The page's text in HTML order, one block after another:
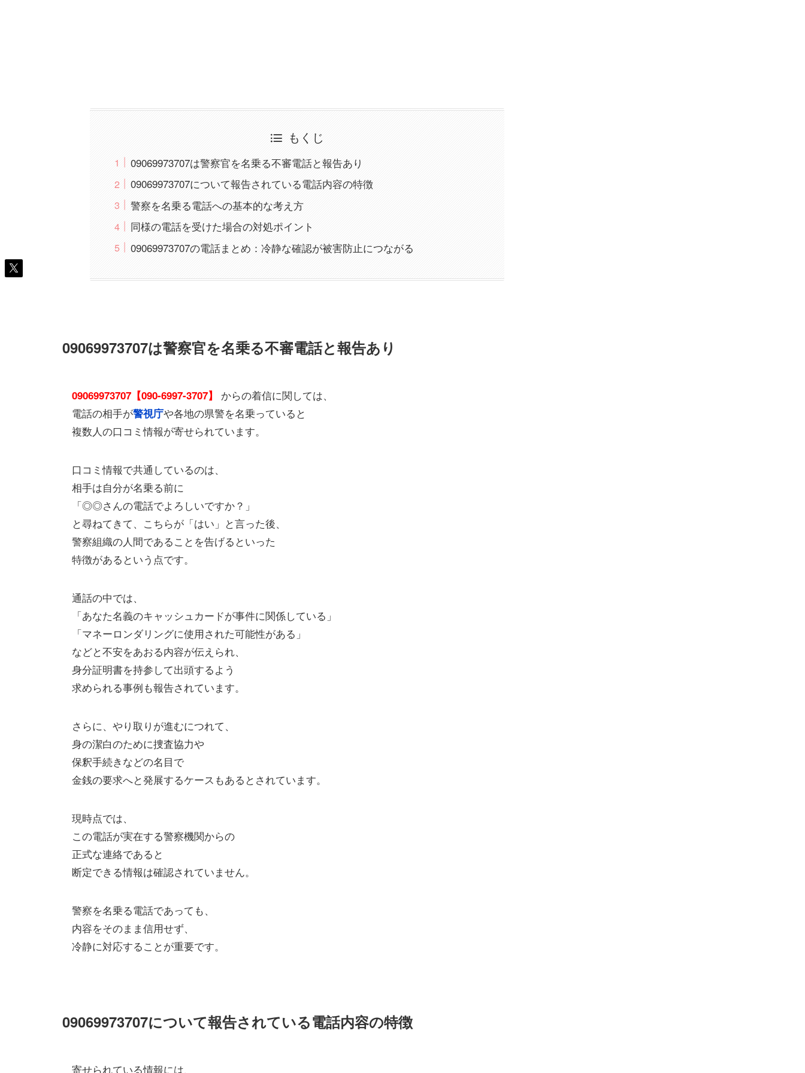
もくじ
09069973707は警察官を名乗る不審電話と報告あり
09069973707について報告されている電話内容の特徴
警察を名乗る電話への基本的な考え方
同様の電話を受けた場合の対処ポイント
09069973707の電話まとめ：冷静な確認が被害防止につながる
09069973707は警察官を名乗る不審電話と報告あり
09069973707【090-6997-3707】
からの着信に関しては、
電話の相手が警視庁や各地の県警を名乗っていると
複数人の口コミ情報が寄せられています。
口コミ情報で共通しているのは、
相手は自分が名乗る前に
「◎◎さんの電話でよろしいですか？」
と尋ねてきて、こちらが「はい」と言った後、
警察組織の人間であることを告げるといった
特徴があるという点です。
通話の中では、
「あなた名義のキャッシュカードが事件に関係している」
「マネーロンダリングに使用された可能性がある」
などと不安をあおる内容が伝えられ、
身分証明書を持参して出頭するよう
求められる事例も報告されています。
さらに、やり取りが進むにつれて、
身の潔白のために捜査協力や
保釈手続きなどの名目で
金銭の要求へと発展するケースもあるとされています。
現時点では、
この電話が実在する警察機関からの
正式な連絡であると
断定できる情報は確認されていません。
警察を名乗る電話であっても、
内容をそのまま信用せず、
冷静に対応することが重要です。
09069973707について報告されている電話内容の特徴
寄せられている情報には、